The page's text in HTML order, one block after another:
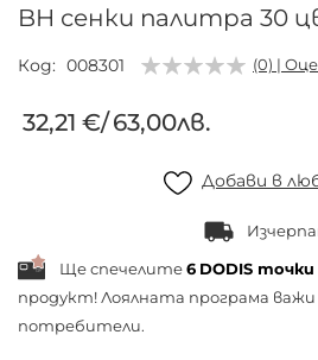
галерия
със
BH сенки палитра 30
Код 008301 (0) |
32,21 €/63,00лв.
Добави в
Ще спечелите6 DODIS точки
продукт! Лоялната програма важи
потребители.